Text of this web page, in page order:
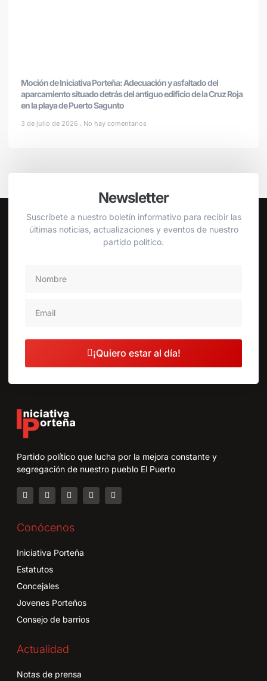
Moción de Iniciativa Porteña: Adecuación y asfaltado del
aparcamiento situado detrás del antiguo edificio de la Cruz Roja
en la playa de Puerto Sagunto
3 de julio de 2026 No hay comentarios
Newsletter
Suscríbete a nuestro boletín informativo para recibir las
últimas noticias, actualizaciones y eventos de nuestro
partido político.
¡Quiero estar al día!
Partido político que lucha por la mejora constante y
segregación de nuestro pueblo El Puerto
Conócenos
Iniciativa Porteña
Estatutos
Concejales
Jovenes Porteños
Consejo de barrios
Actualidad
Notas de prensa